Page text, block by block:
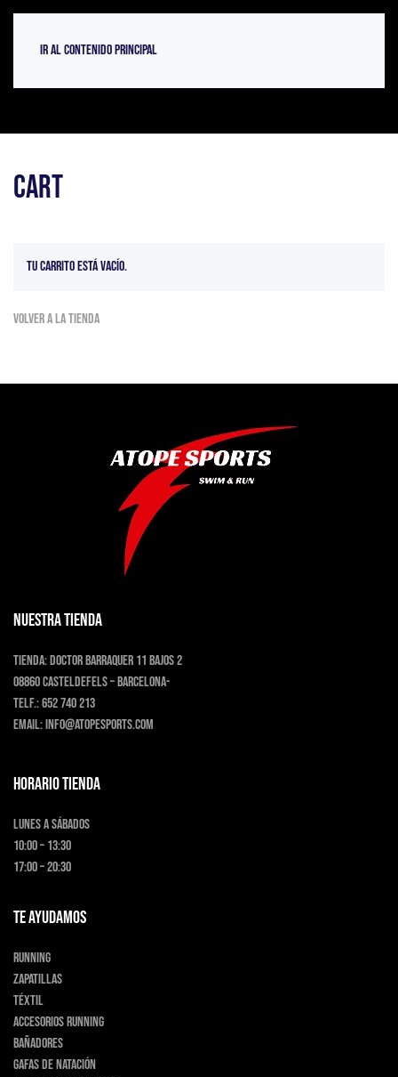
Ir al contenido principal
Cart
Tu carrito está vacío.
Volver a la tienda
NUESTRA TIENDA
Tienda:Doctor Barraquer 11 bajos 2
08860 Casteldefels – Barcelona-
Telf.:652 740 213
Email:info@atopesports.com
HORARIO TIENDA
Lunes a Sábados
10:00 – 13:30
17:00 – 20:30
TE AYUDAMOS
Running
Zapatillas
Téxtil
Accesorios running
Bañadores
Gafas de natación